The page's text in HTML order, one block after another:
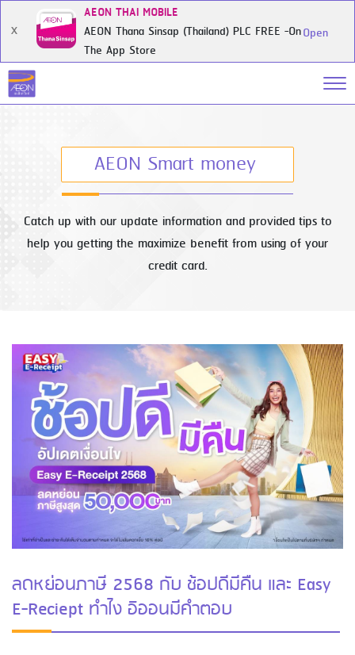
X
AEON THAI MOBILE
AEON Thana Sinsap (Thailand) PLC FREE -On
The App Store
Open
AEON Smart money
Catch up with our update information and provided tips to
help you getting the maximize benefit from using of your
credit card.
ลดหย่อนภาษี 2568 กับ ช้อปดีมีคืน และ Easy
E-Reciept ทำไง อิออนมีคำตอบ